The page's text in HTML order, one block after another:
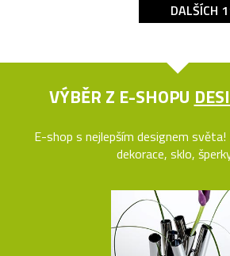
DALŠÍCH
VÝBĚR Z E-SHOPU
E-shop s nejlepším designem
dekorace, sklo,